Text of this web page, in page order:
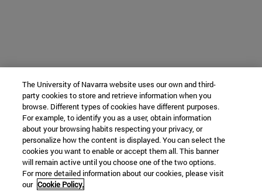
The University of Navarra website uses our own and third-
party cookies to store and retrieve information when you
browse. Different types of cookies have different purposes.
For example, to identify you as a user, obtain information
about your browsing habits respecting your privacy, or
personalize how the content is displayed. You can select the
cookies you want to enable or accept them all. This banner
will remain active until you choose one of the two options.
For more detailed information about our cookies, please visit
our Cookie Policy.